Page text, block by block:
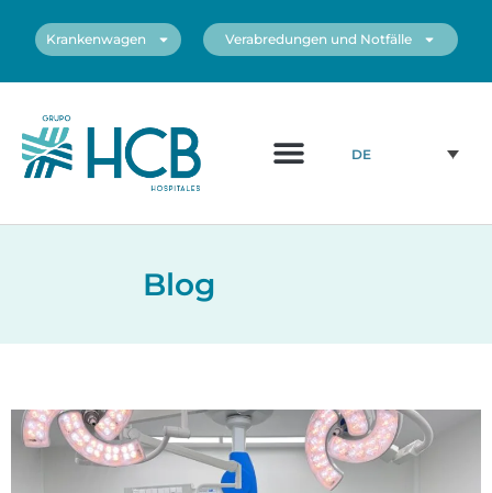
Krankenwagen Verabredungen und Notfälle
DE
Blog